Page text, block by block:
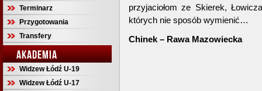
Terminarz
Przygotowania
Transfery
AKADEMIA
Widzew Łódź U-19
Widzew Łódź U-17
przyjaciołom ze Skierek,
których nie sposób wymienić…
Chinek – Rawa Mazowiecka